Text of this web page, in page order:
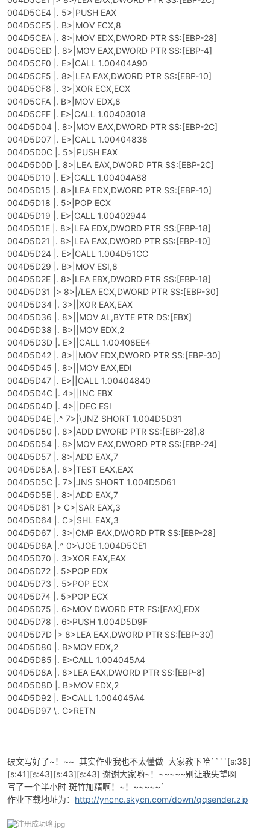
004D5CE4 |. 5>|PUSH EAX
004D5CE5 |. B>|MOV ECX,8
004D5CEA |. 8>|MOV EDX,DWORD PTR SS:[EBP-28]
004D5CED |. 8>|MOV EAX,DWORD PTR SS:[EBP-4]
004D5CF0 |. E>|CALL 1.00404A90
004D5CF5 |. 8>|LEA EAX,DWORD PTR SS:[EBP-10]
004D5CF8 |. 3>|XOR ECX,ECX
004D5CFA |. B>|MOV EDX,8
004D5CFF |. E>|CALL 1.00403018
004D5D04 |. 8>|MOV EAX,DWORD PTR SS:[EBP-2C]
004D5D07 |. E>|CALL 1.00404838
004D5D0C |. 5>|PUSH EAX
004D5D0D |. 8>|LEA EAX,DWORD PTR SS:[EBP-2C]
004D5D10 |. E>|CALL 1.00404A88
004D5D15 |. 8>|LEA EDX,DWORD PTR SS:[EBP-10]
004D5D18 |. 5>|POP ECX
004D5D19 |. E>|CALL 1.00402944
004D5D1E |. 8>|LEA EDX,DWORD PTR SS:[EBP-18]
004D5D21 |. 8>|LEA EAX,DWORD PTR SS:[EBP-10]
004D5D24 |. E>|CALL 1.004D51CC
004D5D29 |. B>|MOV ESI,8
004D5D2E |. 8>|LEA EBX,DWORD PTR SS:[EBP-18]
004D5D31 |> 8>|/LEA ECX,DWORD PTR SS:[EBP-30]
004D5D34 |. 3>||XOR EAX,EAX
004D5D36 |. 8>||MOV AL,BYTE PTR DS:[EBX]
004D5D38 |. B>||MOV EDX,2
004D5D3D |. E>||CALL 1.00408EE4
004D5D42 |. 8>||MOV EDX,DWORD PTR SS:[EBP-30]
004D5D45 |. 8>||MOV EAX,EDI
004D5D47 |. E>||CALL 1.00404840
004D5D4C |. 4>||INC EBX
004D5D4D |. 4>||DEC ESI
004D5D4E |.^ 7>|\JNZ SHORT 1.004D5D31
004D5D50 |. 8>|ADD DWORD PTR SS:[EBP-28],8
004D5D54 |. 8>|MOV EAX,DWORD PTR SS:[EBP-24]
004D5D57 |. 8>|ADD EAX,7
004D5D5A |. 8>|TEST EAX,EAX
004D5D5C |. 7>|JNS SHORT 1.004D5D61
004D5D5E |. 8>|ADD EAX,7
004D5D61 |> C>|SAR EAX,3
004D5D64 |. C>|SHL EAX,3
004D5D67 |. 3>|CMP EAX,DWORD PTR SS:[EBP-28]
004D5D6A |.^ 0>\JGE 1.004D5CE1
004D5D70 |. 3>XOR EAX,EAX
004D5D72 |. 5>POP EDX
004D5D73 |. 5>POP ECX
004D5D74 |. 5>POP ECX
004D5D75 |. 6>MOV DWORD PTR FS:[EAX],EDX
004D5D78 |. 6>PUSH 1.004D5D9F
004D5D7D |> 8>LEA EAX,DWORD PTR SS:[EBP-30]
004D5D80 |. B>MOV EDX,2
004D5D85 |. E>CALL 1.004045A4
004D5D8A |. 8>LEA EAX,DWORD PTR SS:[EBP-8]
004D5D8D |. B>MOV EDX,2
004D5D92 |. E>CALL 1.004045A4
004D5D97 \. C>RETN
破文写好了~！~~ 其实作业我也不太懂做 大家教下哈````[s:38]
[s:41][s:43][s:43][s:43] 谢谢大家哟~！~~~~~别让我失望啊
写了一个半小时 斑竹加精啊！~！~~~~~`
作业下载地址为： http://yncnc.skycn.com/down/qqsender.zip